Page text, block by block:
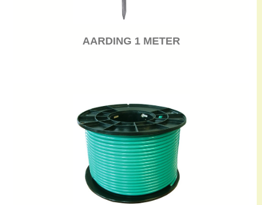
AARDING 1 METER